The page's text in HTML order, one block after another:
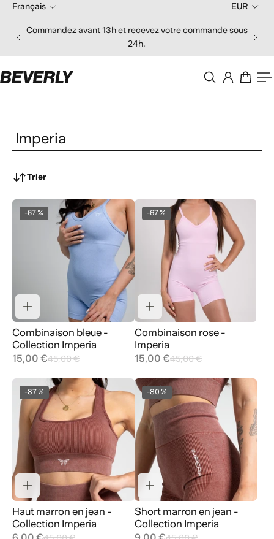
Commandez avant 13h et recevez votre commande sous
24h.
Français EUR
Imperia
Trier
-67 %
Combinaison bleue -
Collection Imperia
15,00 €45,00 €
-67 %
Combinaison rose -
Imperia
15,00 €45,00 €
-87 %
Haut marron en jean -
Collection Imperia
-80 %
Short marron en jean -
Collection Imperia